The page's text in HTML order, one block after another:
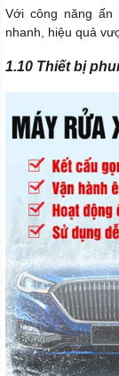
Với công năng ấn
nhanh, hiệu quả
1.10 Thiết bị